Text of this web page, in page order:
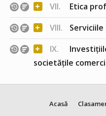
+ VII. Etica
+ VIII. Serviciile
+ IX.
societățile
Acasă